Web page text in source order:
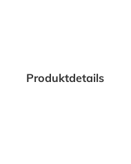
Produktdetails